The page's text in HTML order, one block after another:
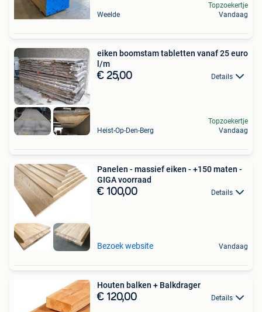
Weelde
Topzoekertje
Vandaag
eiken boomstam tabletten vanaf 25 euro
l/m
€ 25,00 Details
Heist-Op-Den-Berg
Topzoekertje
Vandaag
Panelen - massief eiken - +150 maten -
GIGA voorraad
€ 100,00 Details
Bezoek website Vandaag
Houten balken + Balkdrager
€ 120,00 Details